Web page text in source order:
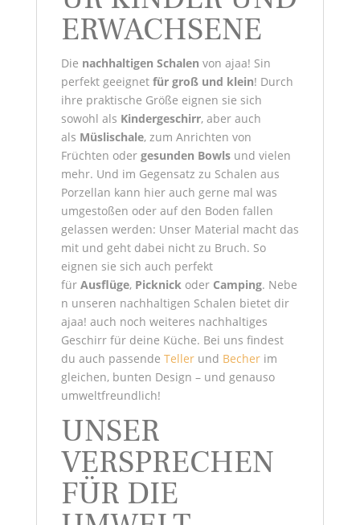
ERWACHSENE
Die nachhaltigen Schalen von ajaa! Sin
perfekt geeignet für groß und klein! Durch
ihre praktische Größe eignen sie sich
sowohl als Kindergeschirr, aber auch
als Müslischale, zum Anrichten von
Früchten oder gesunden Bowlsund vielen
mehr. Und im Gegensatz zu Schalen aus
Porzellan kann hier auch gerne mal was
umgestoßen oder auf den Boden fallen
gelassen werden: Unser Material macht das
mit und geht dabei nicht zu Bruch. So
eignen sie sich auch perfekt
für Ausflüge, Picknickoder Camping. Nebe
n unseren nachhaltigen Schalen bietet dir
ajaa! auch noch weiteres nachhaltiges
Geschirr für deine Küche. Bei uns findest
du auch passende Tellerund Becherim
gleichen, bunten Design – und genauso
umweltfreundlich!
UNSER
VERSPRECHEN
FÜR DIE